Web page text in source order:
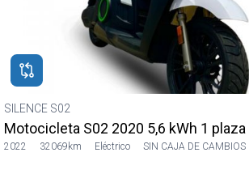
SILENCE S02
Motocicleta S02 2020 5,6 kWh 1 plaza
2022 32069km Eléctrico SIN CAJA DE CAMBIOS